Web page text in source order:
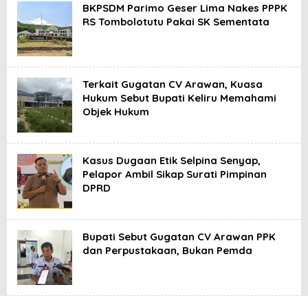
BKPSDM Parimo Geser Lima Nakes PPPK
RS Tombolotutu Pakai SK Sementata
Terkait Gugatan CV Arawan, Kuasa
Hukum Sebut Bupati Keliru Memahami
Objek Hukum
Kasus Dugaan Etik Selpina Senyap,
Pelapor Ambil Sikap Surati Pimpinan
DPRD
Bupati Sebut Gugatan CV Arawan PPK
dan Perpustakaan, Bukan Pemda